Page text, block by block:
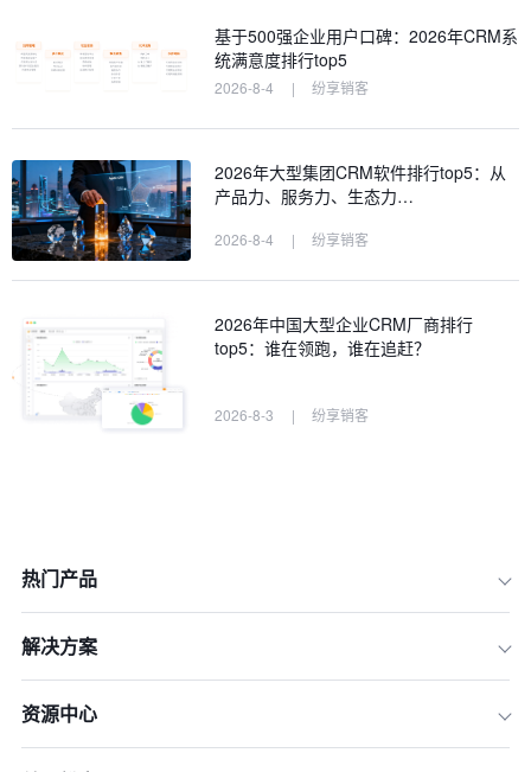
基于500强企业用户口碑：2026年CRM系
统满意度排行top5
2026-8-4 | 纷享销客
2026年大型集团CRM软件排行top5：从
产品力、服务力、生态力…
2026-8-4 | 纷享销客
2026年中国大型企业CRM厂商排行
top5：谁在领跑，谁在追赶？
2026-8-3 | 纷享销客
热门产品
解决方案
资源中心